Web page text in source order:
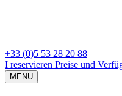
+33 (0)5 53 28 20 88
I reservieren Preise und
MENU